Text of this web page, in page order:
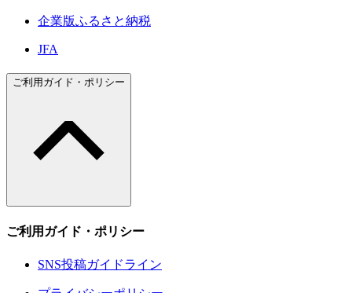
企業版ふるさと納税
JFA
ご利用ガイド・ポリシー
ご利用ガイド・ポリシー
SNS投稿ガイドライン